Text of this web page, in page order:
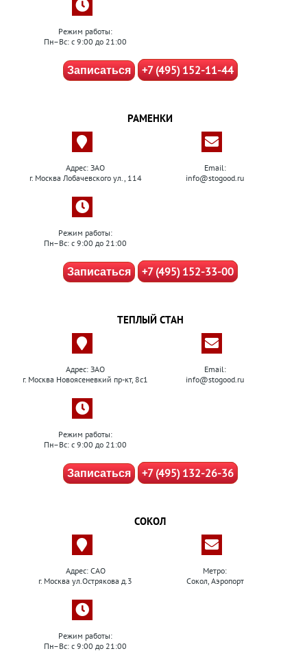
Режим работы:
Пн–Вс: с 9:00 до 21:00
Записаться +7 (495) 152-11-44
РАМЕНКИ
Адрес: ЗАО
г. Москва Лобачевского ул., 114
Email:
info@stogood.ru
Режим работы:
Пн–Вс: с 9:00 до 21:00
Записаться +7 (495) 152-33-00
ТЕПЛЫЙ СТАН
Адрес: ЗАО
г. Москва Новоясеневкий пр-кт, 8с1
Email:
info@stogood.ru
Режим работы:
Пн–Вс: с 9:00 до 21:00
Записаться +7 (495) 132-26-36
СОКОЛ
Адрес: САО
г. Москва ул.Острякова д.3
Метро:
Сокол, Аэропорт
Режим работы:
Пн–Вс: с 9:00 до 21:00